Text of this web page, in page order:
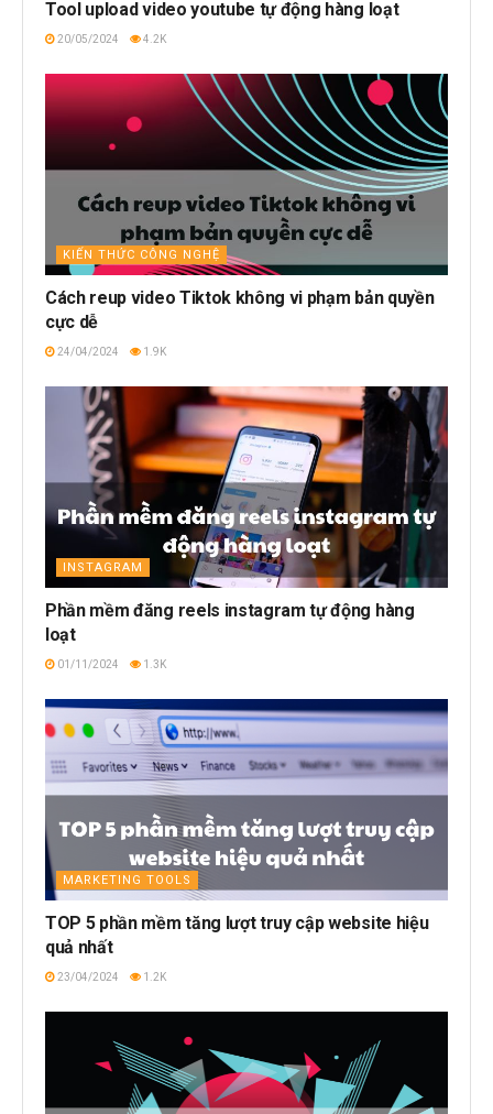
Tool upload video youtube tự động hàng loạt
20/05/2024 4.2K
KIẾN THỨC CÔNG NGHỆ
Cách reup video Tiktok không vi phạm bản quyền
cực dễ
24/04/2024 1.9K
INSTAGRAM
Phần mềm đăng reels instagram tự động hàng
loạt
01/11/2024 1.3K
MARKETING TOOLS
TOP 5 phần mềm tăng lượt truy cập website hiệu
quả nhất
23/04/2024 1.2K